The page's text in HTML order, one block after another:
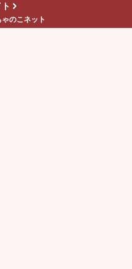
ゃのこネット